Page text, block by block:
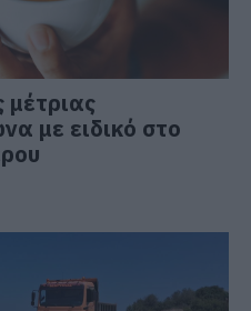
με ειδικό στο